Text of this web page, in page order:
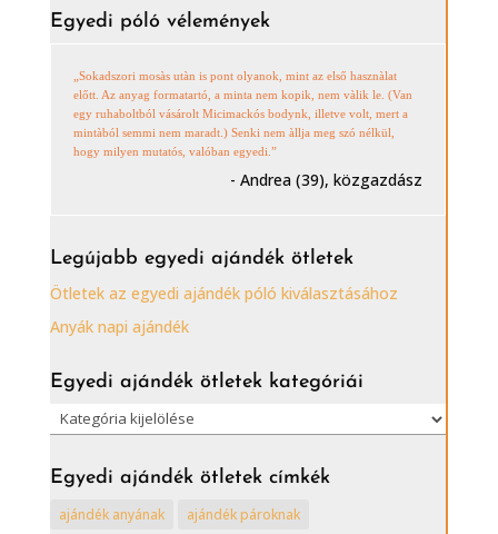
Egyedi póló vélemények
„Sokadszori mosàs utàn is pont olyanok, mint az első hasznàlat
előtt. Az anyag formatartó, a minta nem kopik, nem vàlik le. (Van
egy ruhaboltból vásárolt Micimackós bodynk, illetve volt, mert a
mintàból semmi nem maradt.) Senki nem àllja meg szó nélkül,
hogy milyen mutatós, valóban egyedi.”
- Andrea (39), közgazdász
Legújabb egyedi ajándék ötletek
Ötletek az egyedi ajándék póló kiválasztásához
Anyák napi ajándék
Egyedi ajándék ötletek kategóriái
Egyedi
ajándék
ötletek
kategóriái
Egyedi ajándék ötletek címkék
ajándék anyának
ajándék pároknak